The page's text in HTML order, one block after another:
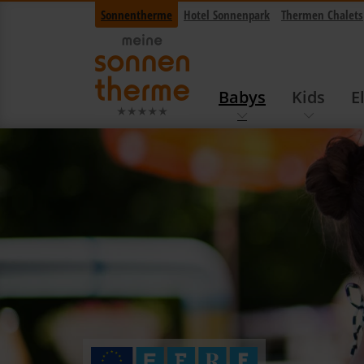
Navigation überspringen
Sonnentherme Hotel Sonnenpark Thermen Chalets
Babys Kids